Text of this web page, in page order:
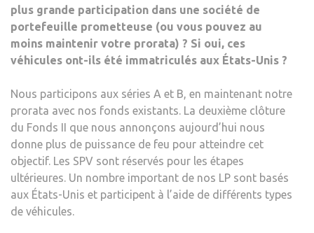
plus grande participation dans une société de
portefeuille prometteuse (ou vous pouvez au
moins maintenir votre prorata) ? Si oui, ces
véhicules ont-ils été immatriculés aux États-Unis ?
Nous participons aux séries A et B, en maintenant notre
prorata avec nos fonds existants. La deuxième clôture
du Fonds II que nous annonçons aujourd’hui nous
donne plus de puissance de feu pour atteindre cet
objectif. Les SPV sont réservés pour les étapes
ultérieures. Un nombre important de nos LP sont basés
aux États-Unis et participent à l’aide de différents types
de véhicules.